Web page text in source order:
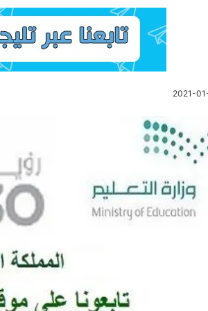
2021-